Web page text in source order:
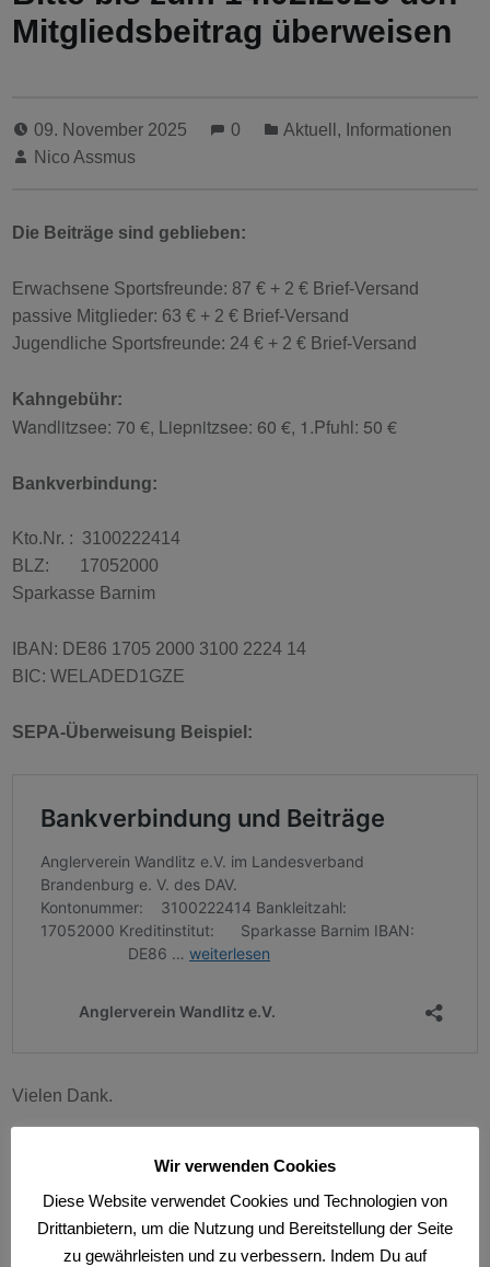
Mitgliedsbeitrag überweisen
09. November 2025 0 Aktuell , Informationen
Nico Assmus
Die Beiträge sind geblieben:
Erwachsene Sportsfreunde: 87 € + 2 € Brief-Versand
passive Mitglieder: 63 € + 2 € Brief-Versand
Jugendliche Sportsfreunde: 24 € + 2 € Brief-Versand
Kahngebühr:
Wandlitzsee: 70 €, Liepnitzsee: 60 €, 1.Pfuhl: 50 €
Bankverbindung:
Kto.Nr. : 3100222414
BLZ: 17052000
Sparkasse Barnim
IBAN: DE86 1705 2000 3100 2224 14
BIC: WELADED1GZE
SEPA-Überweisung Beispiel:
Vielen Dank.
Teilen mit:
Facebook
Wir verwenden Cookies
Diese Website verwendet Cookies und Technologien von
Drittanbietern, um die Nutzung und Bereitstellung der Seite
zu gewährleisten und zu verbessern. Indem Du auf